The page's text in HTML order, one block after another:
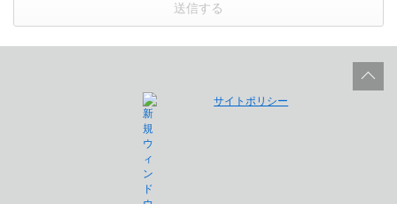
送信する
サイトポリシー